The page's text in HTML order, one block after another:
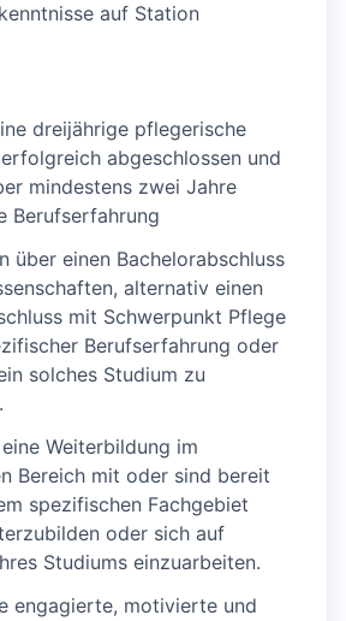
auf Station
dreijährige pflegerische
abgeschlossen und
mindestens zwei Jahre
Berufserfahrung
über einen Bachelorabschluss
alternativ einen
mit Schwerpunkt Pflege
Berufserfahrung oder
solches Studium zu
Weiterbildung im
Bereich mit oder sind bereit
spezifischen Fachgebiet
oder sich auf
Studiums einzuarbeiten.
engagierte, motivierte und